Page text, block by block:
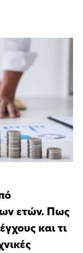
ετών. Πως
και τι